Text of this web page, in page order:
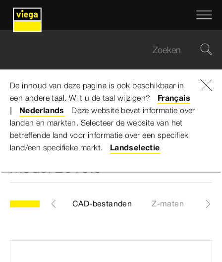
De inhoud van deze pagina is ook beschikbaar in
een andere taal. Wilt u de taal wijzigen?
Français
Nederlands
Deze website bevat informatie over
landen en markten. Selecteer de website van het
betreffende land voor informatie over een specifiek
land/een specifieke markt.
Landselectie
Viega Belgium
...
Profipress G-Schuifmof - model 2615.5
Profipress G-Schuifmof -
model 2615.5
Etiketten CAD-bestanden Z-maten